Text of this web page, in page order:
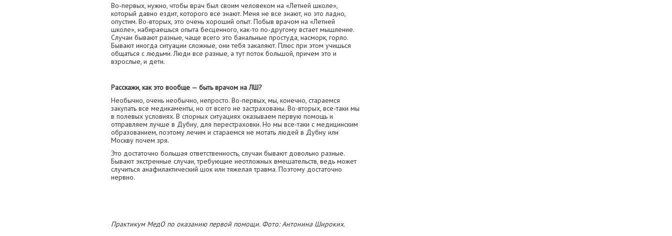
Во-первых, нужно, чтобы врач был своим человеком на «Летней школе»,
который давно ездит, которого все знают. Меня не все знают, но это ладно,
опустим. Во-вторых, это очень хороший опыт. Побыв врачом на «Летней
школе», набираешься опыта бесценного, как-то по-другому встает мышление.
Случаи бывают разные, чаще всего это банальные простуда, насморк, горло.
Бывают иногда ситуации сложные, они тебя закаляют. Плюс при этом учишься
общаться с людьми. Люди все разные, а тут поток большой, причем это и
взрослые, и дети.
Расскажи, как это вообще — быть врачом на ЛШ?
Необычно, очень необычно, непросто. Во-первых, мы, конечно, стараемся
закупать все медикаменты, но от всего не застрахованы. Во-вторых, все-таки мы
в полевых условиях. В спорных ситуациях оказываем первую помощь и
отправляем лучше в Дубну, для перестраховки. Но мы все-таки с медицинским
образованием, поэтому лечим и стараемся не мотать людей в Дубну или
Москву почем зря.
Это достаточно большая ответственность, случаи бывают довольно разные.
Бывают экстренные случаи, требующие неотложных вмешательств, ведь может
случиться анафилактический шок или тяжелая травма. Поэтому достаточно
нервно.
Практикум МедО по оказанию первой помощи. Фото: Антонина Широких.